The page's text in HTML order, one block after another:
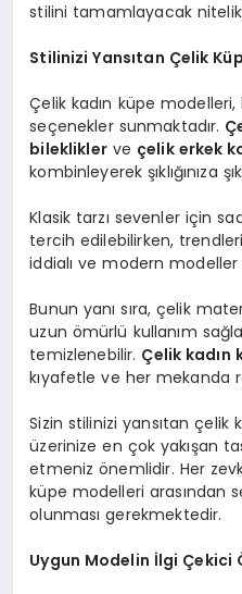
stilini tamamlayacak
Stilinizi Yansıtan Çelik
Çelik kadın küpe
seçenekler sunmaktadır.
bilekliklerve çelik erkek
kombinleyerek şıklığınıza
Klasik tarzı sevenler için
tercih edilebilirken,
iddialı ve modern
Bunun yanı sıra, çelik
uzun ömürlü kullanım
temizlenebilir. Çelik kadın
kıyafetle ve her mekanda
Sizin stilinizi yansıtan
üzerinize en çok yakışan
etmeniz önemlidir. Her
küpe modelleri arasından
olunması gerekmektedir.
Uygun Modelin İlgi Çekici